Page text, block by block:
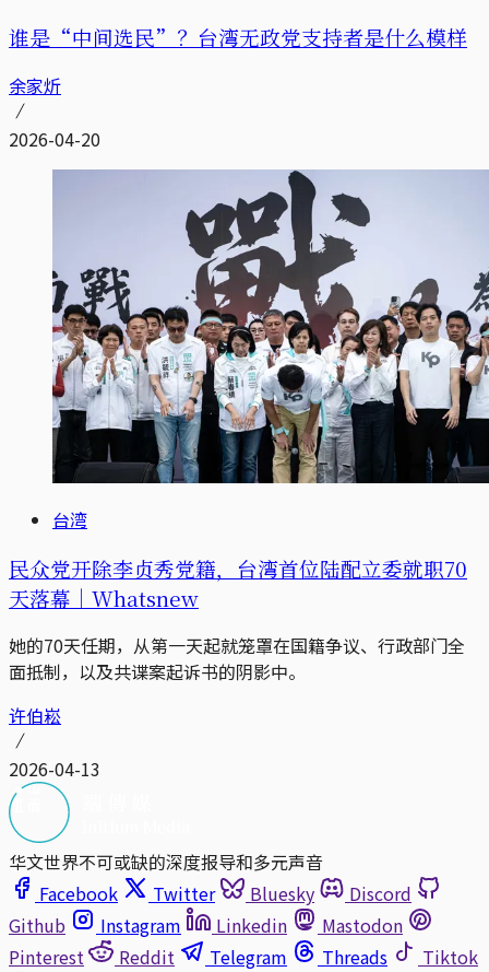
谁是“中间选民”？台湾无政党支持者是什么模样
余家炘
2026-04-20
台湾
民众党开除李贞秀党籍，台湾首位陆配立委就职70
天落幕｜Whatsnew
她的70天任期，从第一天起就笼罩在国籍争议、行政部门全
面抵制，以及共谍案起诉书的阴影中。
许伯崧
2026-04-13
华文世界不可或缺的深度报导和多元声音
Facebook
Twitter Bluesky
Discord
Github
Instagram Linkedin
Mastodon
Pinterest
Reddit Telegram Threads
Tiktok